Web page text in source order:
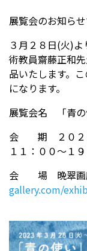
在校生の方
アクセス
寄付金のお
展覧会のお知らせ
３月２８日(火)
術教員齋藤正和
品いたします。
になります。
展覧会名 「青の
会 期 ２０２３
１１：００〜１
会 場 晩翠画
gallery.com/